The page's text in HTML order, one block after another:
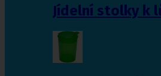
Jídelní stolky k